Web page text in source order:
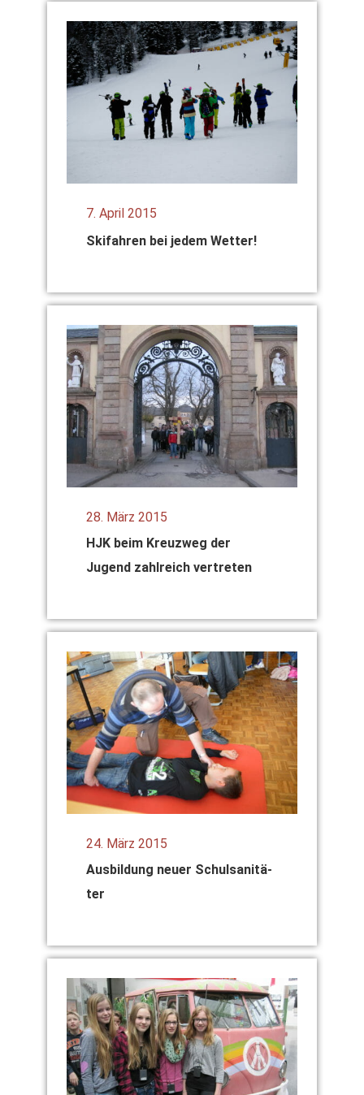
7. April 2015
Ski­fah­ren bei jedem Wet­ter!
28. März 2015
HJK beim Kreuz­weg der
Jugend zahl­reich ver­tre­ten
24. März 2015
Aus­bil­dung neu­er Schul­sa­ni­tä­
ter